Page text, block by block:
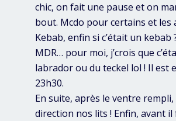
chic, on fait une pause et on
bout. Mcdo pour certains et les
Kebab, enfin si c’était un kebab
MDR… pour moi, j’crois que
labrador ou du teckel lol ! Il est
23h30.
En suite, après le ventre rempli,
direction nos lits ! Enfin, avant